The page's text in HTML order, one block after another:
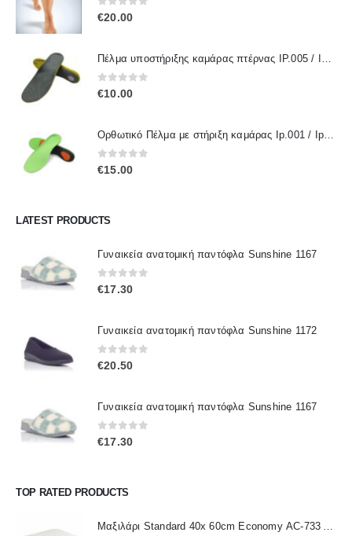
0out of 5
€20.00
Πέλμα υποστήριξης καμάρας πτέρνας IP.005 / IPinsoles
0out of 5
€10.00
Ορθωτικό Πέλμα με στήριξη καμάρας Ip.001 / IpInsoles
0out of 5
€15.00
LATEST PRODUCTS
Γυναικεία ανατομική παντόφλα Sunshine 1167
0out of 5
€17.30
Γυναικεία ανατομική παντόφλα Sunshine 1172
0out of 5
€20.50
Γυναικεία ανατομική παντόφλα Sunshine 1167
0out of 5
€17.30
TOP RATED PRODUCTS
Μαξιλάρι Standard 40x 60cm Economy ΑC-733 ALFACARE